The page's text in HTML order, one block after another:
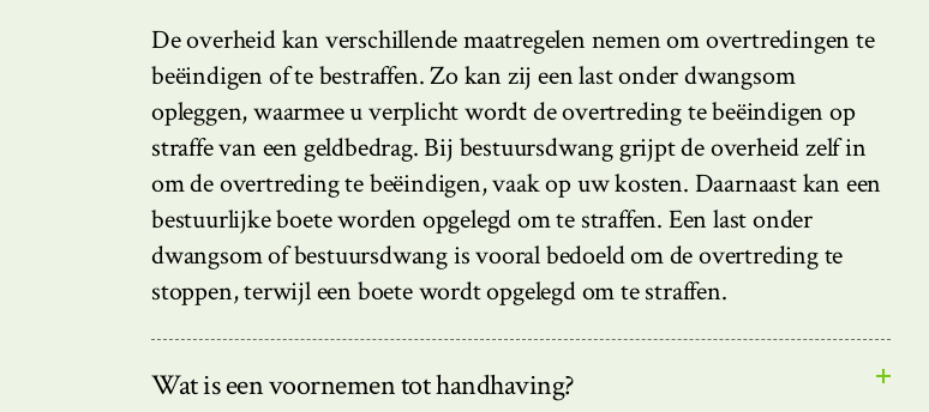
De overheid kan verschillende maatregelen nemen om overtredingen te
beëindigen of te bestraffen. Zo kan zij een last onder dwangsom
opleggen, waarmee u verplicht wordt de overtreding te beëindigen op
straffe van een geldbedrag. Bij bestuursdwang grijpt de overheid zelf in
om de overtreding te beëindigen, vaak op uw kosten. Daarnaast kan een
bestuurlijke boete worden opgelegd om te straffen. Een last onder
dwangsom of bestuursdwang is vooral bedoeld om de overtreding te
stoppen, terwijl een boete wordt opgelegd om te straffen.
Wat is een voornemen tot handhaving?